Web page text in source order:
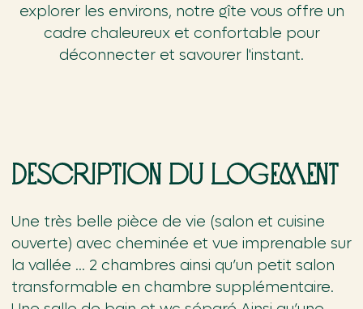
explorer les environs, notre gîte vous offre un
cadre chaleureux et confortable pour
déconnecter et savourer l'instant.
Description du logement
Une très belle pièce de vie (salon et cuisine
ouverte) avec cheminée et vue imprenable sur
la vallée … 2 chambres ainsi qu’un petit salon
transformable en chambre supplémentaire.